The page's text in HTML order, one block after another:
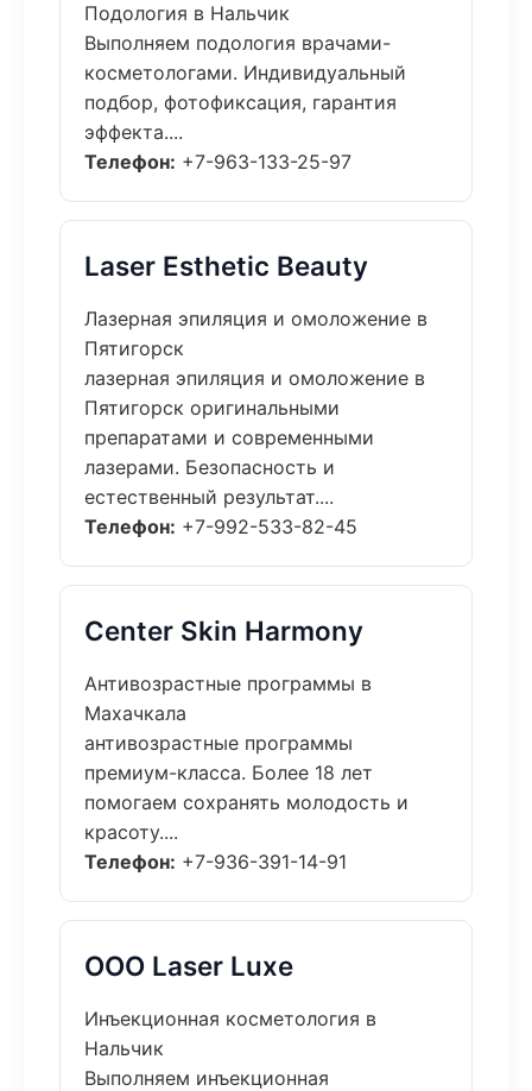
Подология в Нальчик
Выполняем подология врачами-
косметологами. Индивидуальный
подбор, фотофиксация, гарантия
эффекта....
Телефон: +7-963-133-25-97
Laser Esthetic Beauty
Лазерная эпиляция и омоложение в
Пятигорск
лазерная эпиляция и омоложение в
Пятигорск оригинальными
препаратами и современными
лазерами. Безопасность и
естественный результат....
Телефон: +7-992-533-82-45
Center Skin Harmony
Антивозрастные программы в
Махачкала
антивозрастные программы
премиум-класса. Более 18 лет
помогаем сохранять молодость и
красоту....
Телефон: +7-936-391-14-91
ООО Laser Luxe
Инъекционная косметология в
Нальчик
Выполняем инъекционная